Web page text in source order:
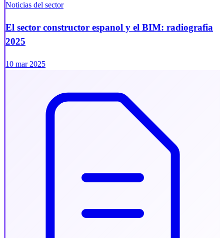
Noticias del sector
El sector constructor espanol y el BIM: radiografia
2025
10 mar 2025